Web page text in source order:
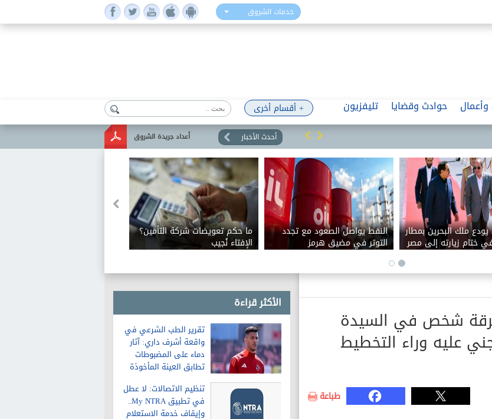
خدمات الشروق
+ أقسام أخرى حوادث وقضايا تليفزيون
أعداد جريدة الشروق أحدث الأخبار
ملك البحرين بمطار
ختام زيارته إلى مصر
النفط يواصل الصعود مع تجدد
التوتر في مضيق هرمز
ما حكم تعويضات شركة التأمين؟
الإفتاء نُجيب
الأكثر قراءة
تقرير الطب الشرعي في
واقعة أشرف داري: آثار
دماء على المضبوطات
تطابق العينة المأخوذة
تنظيم الاتصالات: لا عطل
في تطبيق My NTRA..
وإيقاف خدمة الاستعلام
شخص في السيدة
عليه وراء التخطيط
طباعة